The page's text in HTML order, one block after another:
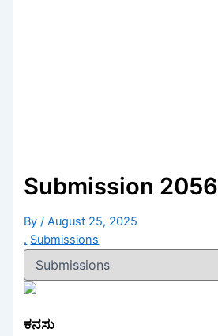
Submission 2056
By/August 25, 2025
. Submissions
ಕನಸು